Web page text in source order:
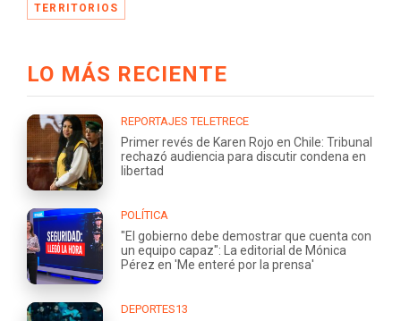
TERRITORIOS
LO MÁS RECIENTE
REPORTAJES TELETRECE
Primer revés de Karen Rojo en Chile: Tribunal
rechazó audiencia para discutir condena en
libertad
POLÍTICA
"El gobierno debe demostrar que cuenta con
un equipo capaz": La editorial de Mónica
Pérez en 'Me enteré por la prensa'
DEPORTES13